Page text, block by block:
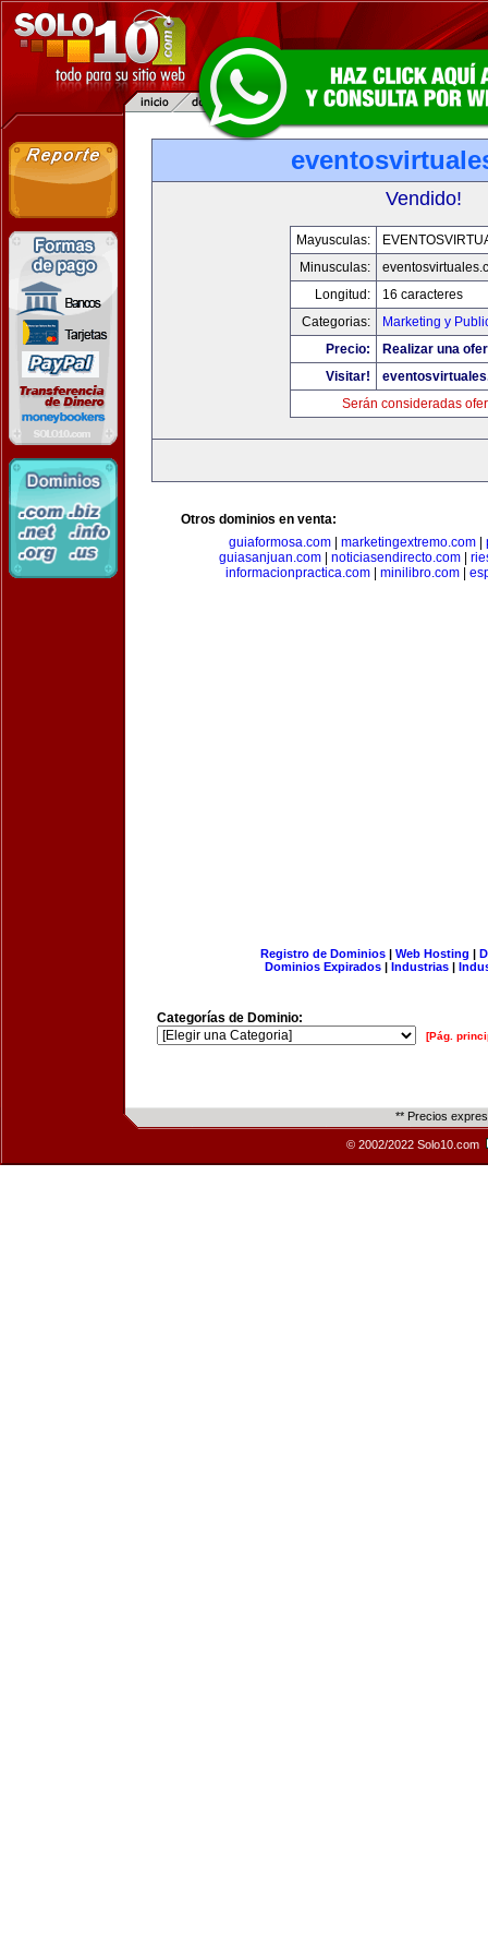
Vendido!
Mayusculas:
Minusculas:
Longitud:
16 caracteres
Categorias:
Marketing y
Precio:
Realizar una
Visitar!
Serán consideradas
Otros dominios en venta:
guiaformosa.com| marketingextremo.com|
guiasanjuan.com| noticiasendirecto.com|
informacionpractica.com
minilibro.com
Registro de Dominios| Web Hosting |
Dominios Expirados | Industrias |
Categorías de Dominio:
[Pág.
** Precios
© 2002/2022 Solo10.com